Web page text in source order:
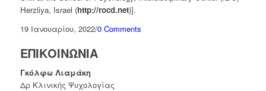
Herzliya, Israel (http://rocd.net)].
19 Ιανουαρίου, 2022/0 Comments
ΕΠΙΚΟΙΝΩΝΙΑ
Γκόλφω Λιαμάκη
Δρ Κλινικής Ψυχολογίας